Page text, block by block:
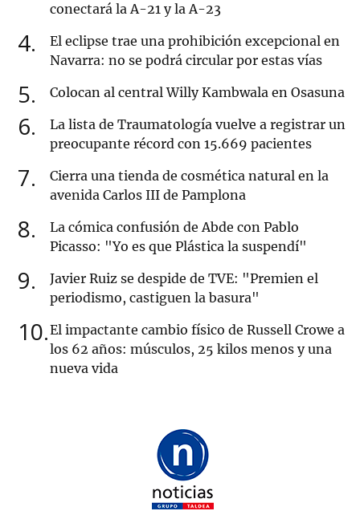
conectará la A-21 y la A-23
4
El eclipse trae una prohibición excepcional en
Navarra: no se podrá circular por estas vías
5 Colocan al central Willy Kambwala en Osasuna
6
La lista de Traumatología vuelve a registrar un
preocupante récord con 15.669 pacientes
7
Cierra una tienda de cosmética natural en la
avenida Carlos III de Pamplona
8
La cómica confusión de Abde con Pablo
Picasso: "Yo es que Plástica la suspendí"
9
Javier Ruiz se despide de TVE: "Premien el
periodismo, castiguen la basura"
10 El impactante cambio físico de Russell Crowe a
los 62 años: músculos, 25 kilos menos y una
nueva vida